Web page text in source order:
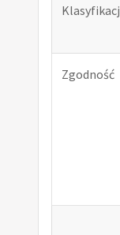
Zgodność